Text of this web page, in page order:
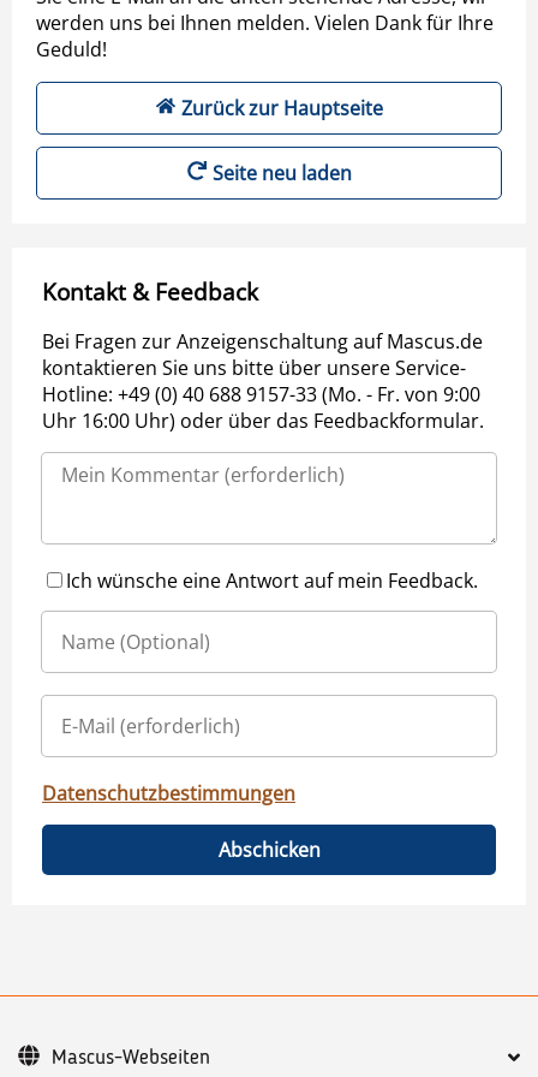
werden uns bei Ihnen melden. Vielen Dank für Ihre
Geduld!
Zurück zur Hauptseite
Seite neu laden
Kontakt & Feedback
Bei Fragen zur Anzeigenschaltung auf Mascus.de
kontaktieren Sie uns bitte über unsere Service-
Hotline: +49 (0) 40 688 9157-33 (Mo. - Fr. von 9:00
Uhr 16:00 Uhr) oder über das Feedbackformular.
Ich wünsche eine Antwort auf mein Feedback.
Datenschutzbestimmungen
Abschicken
Mascus-Webseiten